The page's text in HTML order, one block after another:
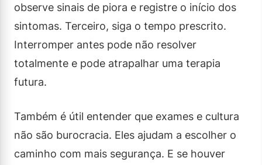
observe sinais de piora e registre o início dos
sintomas. Terceiro, siga o tempo prescrito.
Interromper antes pode não resolver
totalmente e pode atrapalhar uma terapia
futura.
Também é útil entender que exames e cultura
não são burocracia. Eles ajudam a escolher o
caminho com mais segurança. E se houver